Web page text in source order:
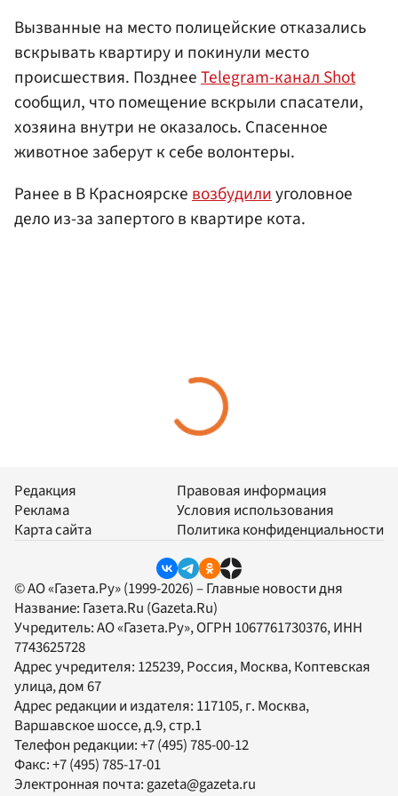
Вызванные на место полицейские отказались
вскрывать квартиру и покинули место
происшествия. ПозднееTelegram-канал Shot
сообщил, что помещение вскрыли спасатели,
хозяина внутри не оказалось. Спасенное
животное заберут к себе волонтеры.
Ранее в В Красноярскевозбудилиуголовное
дело из-за запертого в квартире кота.
Редакция
Реклама
Карта сайта
Правовая информация
Условия использования
Политика конфиденциальности
© АО «Газета.Ру» (1999-2026) – Главные новости дня
Название: Газета.Ru (Gazeta.Ru)
Учредитель:АО «Газета.Ру», ОГРН 1067761730376, ИНН
7743625728
Адрес учредителя: 125239, Россия, Москва, Коптевская
улица, дом 67
Адрес редакции и издателя: 117105, г. Москва,
Варшавское шоссе, д.9, стр.1
Телефон редакции:+7 (495) 785-00-12
Факс:+7 (495) 785-17-01
Электронная почта:gazeta@gazeta.ru